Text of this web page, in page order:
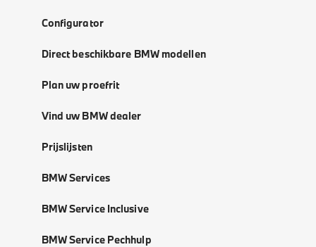
Configurator
Direct beschikbare BMW modellen
Plan uw proefrit
Vind uw BMW dealer
Prijslijsten
BMW Services
BMW Service Inclusive
BMW Service Pechhulp